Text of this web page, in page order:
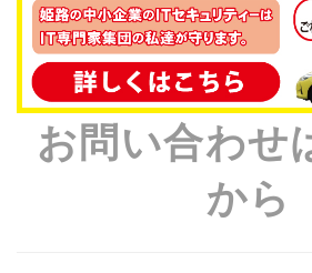
お問い合わせ
から